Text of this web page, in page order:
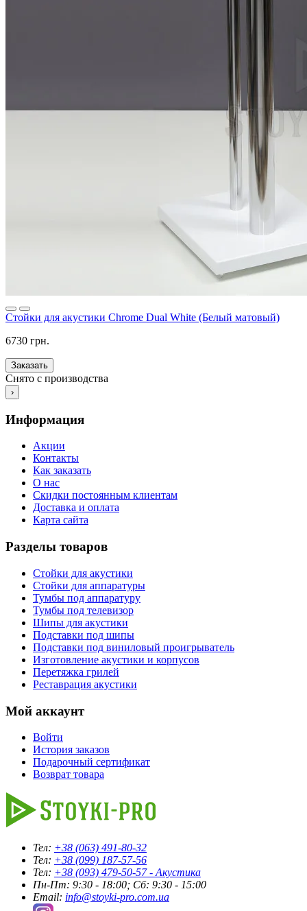
Стойки для акустики Chrome Dual White (Белый матовый)
6730 грн.
Заказать
Снято с производства
›
Информация
Акции
Контакты
Как заказать
О нас
Скидки постоянным клиентам
Доставка и оплата
Карта сайта
Разделы товаров
Стойки для акустики
Стойки для аппаратуры
Тумбы под аппаратуру
Тумбы под телевизор
Шипы для акустики
Подставки под шипы
Подставки под виниловый проигрыватель
Изготовление акустики и корпусов
Перетяжка грилей
Реставрация акустики
Мой аккаунт
Войти
История заказов
Подарочный сертификат
Возврат товара
Тел: +38 (063) 491-80-32
Тел: +38 (099) 187-57-56
Тел: +38 (093) 479-50-57 - Акустика
Пн-Пт: 9:30 - 18:00; Сб: 9:30 - 15:00
Email: info@stoyki-pro.com.ua